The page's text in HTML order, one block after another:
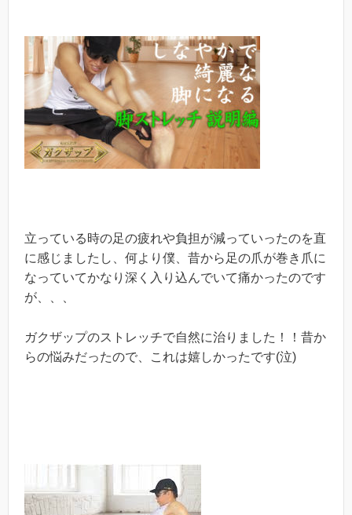
立っている時の足の疲れや負担が減っていったのを直
に感じましたし、何より僕、昔から足の爪が巻き爪に
なっていてかなり深く入り込んでいて痛かったのです
が、、、
ガクザップのストレッチで自然に治りました！！昔か
らの悩みだったので、これは嬉しかったです(泣)